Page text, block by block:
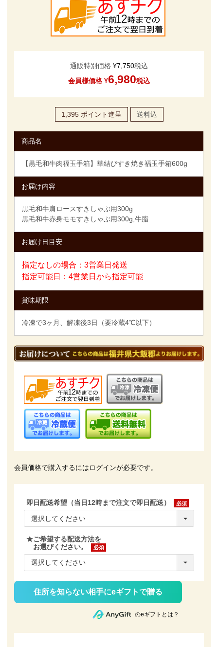
通販特別価格 ¥7,750税込
会員様価格 ¥6,980税込
1,395 ポイント進呈 送料込
商品名
【黒毛和牛肉福玉手箱】華結びすき焼き福玉手箱600g
お届け内容
黒毛和牛肩ロースすきしゃぶ用300g
黒毛和牛赤身モモすきしゃぶ用300g,牛脂
お届け日目安
指定なしの場合：3営業日発送
指定可能日：4営業日から指定可能
賞味期限
冷凍で3ヶ月、解凍後3日（要冷蔵4℃以下）
会員価格で購入するにはログインが必要です。
即日配送希望（当日12時まで注文で即日配送）
(必
★ご希望する配送方法を
お選びください。
(必
住所を知らない相手にeギフトで贈る
のeギフトとは？